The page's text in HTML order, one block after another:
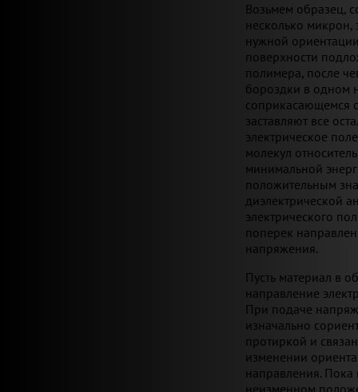
Возьмем образец,
несколько
нужной
поверхности
полимера, после
бороздки в одном
соприкасающемся
заставляют все
электрическое
молекул
минимальной
положительным
диэлектрической
электрического
поперек
напряжения.
Пусть материал в
направление
При подаче
изначально
протиркой и
изменении
направления. Пока